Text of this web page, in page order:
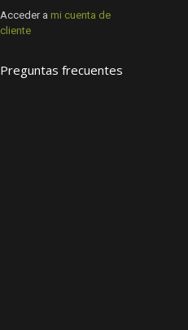
Acceder a mi cuenta de
cliente
Preguntas frecuentes